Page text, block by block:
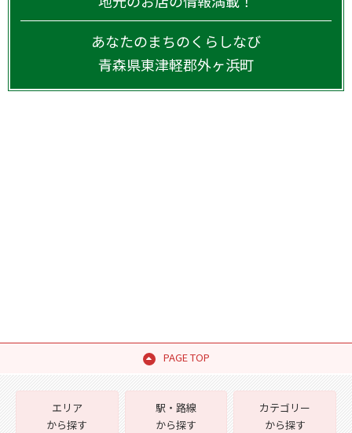
あなたのまちのくらしなび
青森県東津軽郡外ヶ浜町
PAGE TOP
エリア
から探す
駅・路線
から探す
カテゴリー
から探す